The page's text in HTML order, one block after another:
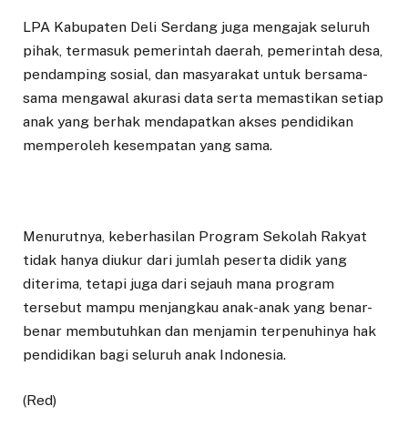
LPA Kabupaten Deli Serdang juga mengajak seluruh
pihak, termasuk pemerintah daerah, pemerintah desa,
pendamping sosial, dan masyarakat untuk bersama-
sama mengawal akurasi data serta memastikan setiap
anak yang berhak mendapatkan akses pendidikan
memperoleh kesempatan yang sama.
Menurutnya, keberhasilan Program Sekolah Rakyat
tidak hanya diukur dari jumlah peserta didik yang
diterima, tetapi juga dari sejauh mana program
tersebut mampu menjangkau anak-anak yang benar-
benar membutuhkan dan menjamin terpenuhinya hak
pendidikan bagi seluruh anak Indonesia.
(Red)